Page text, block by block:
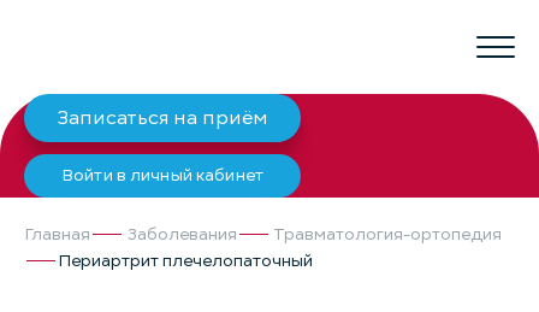
Записаться на приём
Войти в личный кабинет
Главная Заболевания
Травматология-ортопедия
Периартрит плечелопаточный